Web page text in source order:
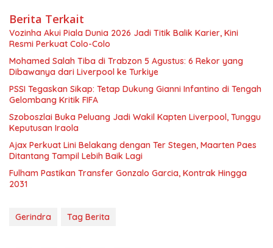
Berita Terkait
Vozinha Akui Piala Dunia 2026 Jadi Titik Balik Karier, Kini
Resmi Perkuat Colo-Colo
Mohamed Salah Tiba di Trabzon 5 Agustus: 6 Rekor yang
Dibawanya dari Liverpool ke Turkiye
PSSI Tegaskan Sikap: Tetap Dukung Gianni Infantino di Tengah
Gelombang Kritik FIFA
Szoboszlai Buka Peluang Jadi Wakil Kapten Liverpool, Tunggu
Keputusan Iraola
Ajax Perkuat Lini Belakang dengan Ter Stegen, Maarten Paes
Ditantang Tampil Lebih Baik Lagi
Fulham Pastikan Transfer Gonzalo Garcia, Kontrak Hingga
2031
Gerindra Tag Berita